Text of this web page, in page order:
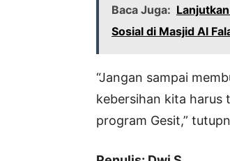
Baca Juga:
Sosial di Masjid Al
“Jangan sampai
kebersihan kita harus
program Gesit,”